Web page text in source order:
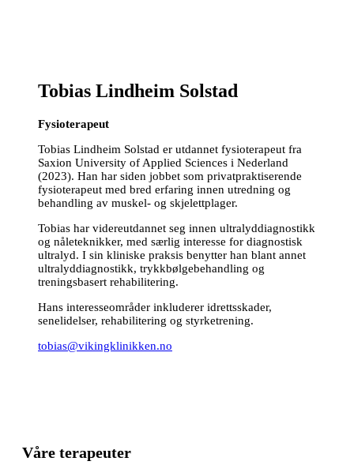
Tobias Lindheim Solstad
Fysioterapeut
Tobias Lindheim Solstad er utdannet fysioterapeut fra
Saxion University of Applied Sciences i Nederland
(2023). Han har siden jobbet som privatpraktiserende
fysioterapeut med bred erfaring innen utredning og
behandling av muskel- og skjelettplager.
Tobias har videreutdannet seg innen ultralyddiagnostikk
og nåleteknikker, med særlig interesse for diagnostisk
ultralyd. I sin kliniske praksis benytter han blant annet
ultralyddiagnostikk, trykkbølgebehandling og
treningsbasert rehabilitering.
Hans interesseområder inkluderer idrettsskader,
senelidelser, rehabilitering og styrketrening.
tobias@vikingklinikken.no
Våre terapeuter